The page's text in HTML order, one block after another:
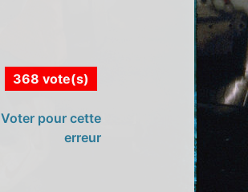
368 vote(s)
Voter pour cette
erreur